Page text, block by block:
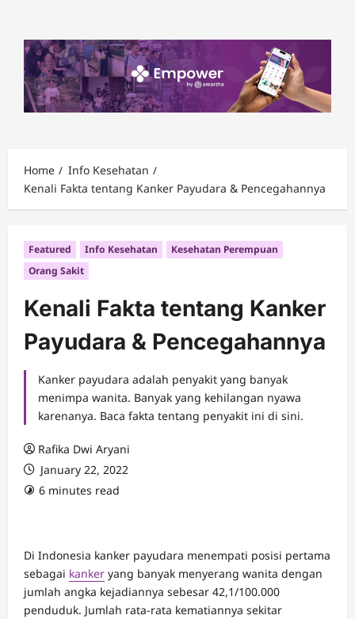
content
Home
Info Kesehatan
Kenali Fakta tentang Kanker Payudara & Pencegahannya
Featured Info Kesehatan
Kesehatan Perempuan
Orang Sakit
Kenali Fakta tentang Kanker
Payudara & Pencegahannya
Kanker payudara adalah penyakit yang banyak
menimpa wanita. Banyak yang kehilangan nyawa
karenanya. Baca fakta tentang penyakit ini di sini.
Rafika Dwi Aryani
January 22, 2022
6 minutes read
Di Indonesia kanker payudara menempati posisi pertama
sebagai kanker yang banyak menyerang wanita dengan
jumlah angka kejadiannya sebesar 42,1/100.000
penduduk. Jumlah rata-rata kematiannya sekitar